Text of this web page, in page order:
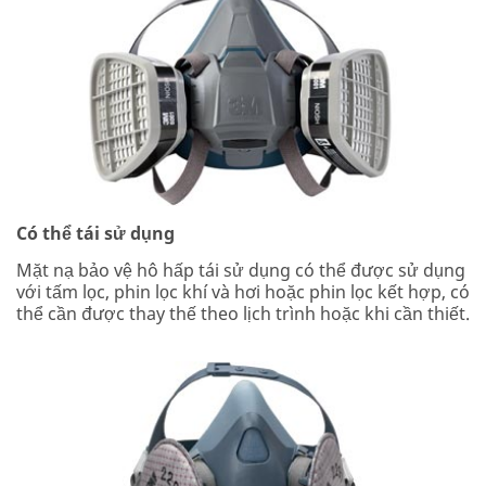
Có thể tái sử dụng
Mặt nạ bảo vệ hô hấp tái sử dụng có thể được sử dụng
với tấm lọc, phin lọc khí và hơi hoặc phin lọc kết hợp, có
thể cần được thay thế theo lịch trình hoặc khi cần thiết.